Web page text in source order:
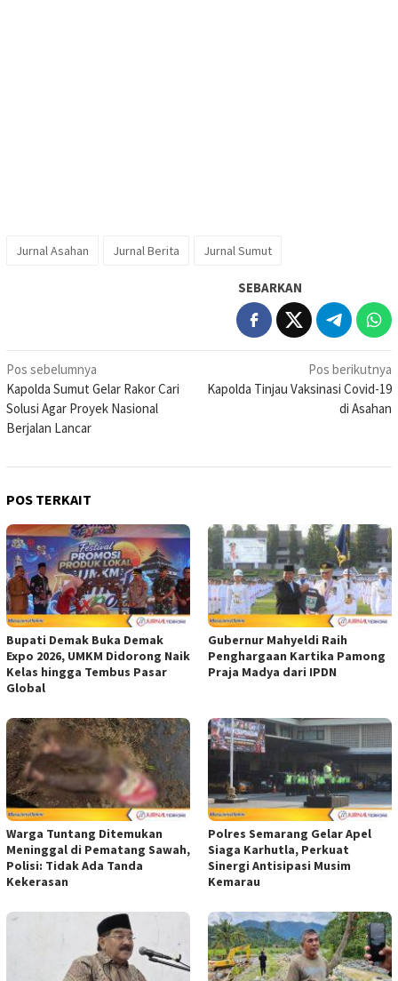
Jurnal Asahan Jurnal Berita Jurnal Sumut
SEBARKAN
Navigasi
pos
Pos sebelumnya
Kapolda Sumut Gelar Rakor Cari
Solusi Agar Proyek Nasional
Berjalan Lancar
Pos berikutnya
Kapolda Tinjau Vaksinasi Covid-19
di Asahan
POS TERKAIT
Bupati Demak Buka Demak
Expo 2026, UMKM Didorong Naik
Kelas hingga Tembus Pasar
Global
Gubernur Mahyeldi Raih
Penghargaan Kartika Pamong
Praja Madya dari IPDN
Warga Tuntang Ditemukan
Meninggal di Pematang Sawah,
Polisi: Tidak Ada Tanda
Kekerasan
Polres Semarang Gelar Apel
Siaga Karhutla, Perkuat
Sinergi Antisipasi Musim
Kemarau